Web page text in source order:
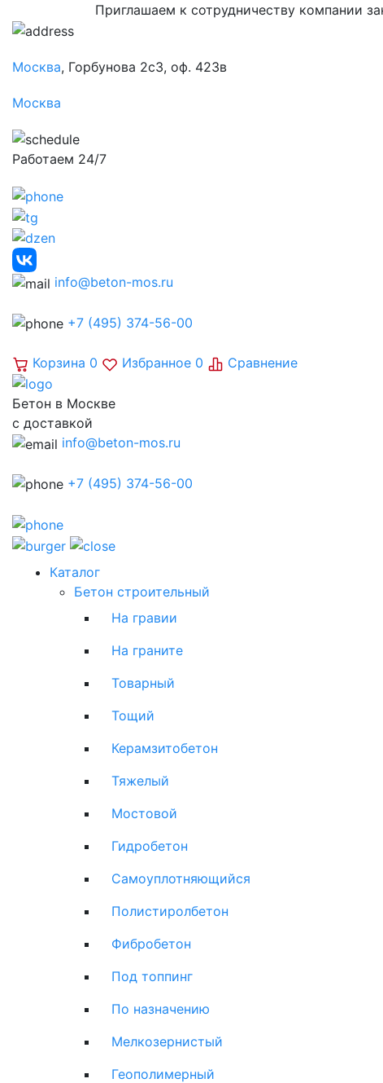
Приглашаем к сотрудничеству компании
Москва, Горбунова 2с3, оф. 423в
Москва
Работаем 24/7
info@beton-mos.ru
+7 (495) 374-56-00
Корзина 0 Избранное 0 Сравнение
Бетон в Москве
с доставкой
info@beton-mos.ru
+7 (495) 374-56-00
Каталог
Бетон строительный
На гравии
На граните
Товарный
Тощий
Керамзитобетон
Тяжелый
Мостовой
Гидробетон
Самоуплотняющийся
Полистиролбетон
Фибробетон
Под топпинг
По назначению
Мелкозернистый
Геополимерный